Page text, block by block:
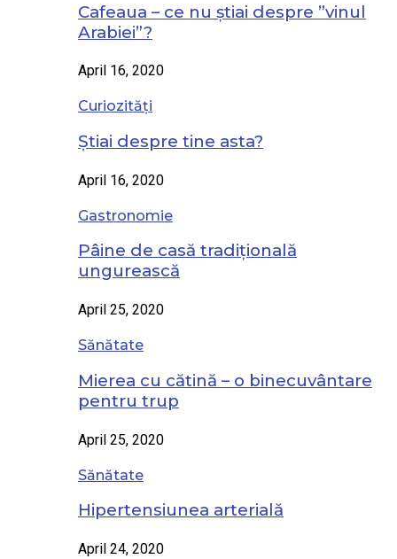
Cafeaua – ce nu știai despre ”vinul
Arabiei”?
April 16, 2020
Curiozități
Știai despre tine asta?
April 16, 2020
Gastronomie
Pâine de casă tradițională
ungurească
April 25, 2020
Sănătate
Mierea cu cătină – o binecuvântare
pentru trup
April 25, 2020
Sănătate
Hipertensiunea arterială
April 24, 2020